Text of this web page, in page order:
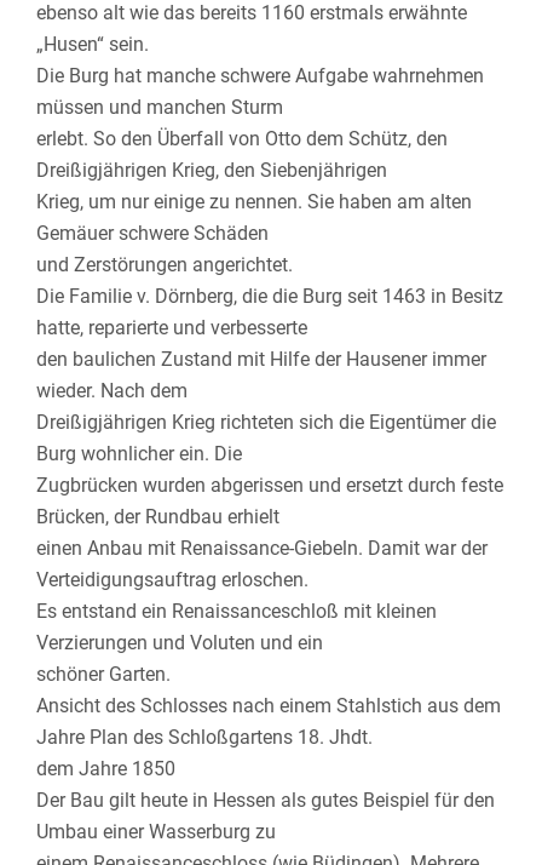
ebenso alt wie das bereits 1160 erstmals erwähnte
„Husen“ sein.
Die Burg hat manche schwere Aufgabe wahrnehmen
müssen und manchen Sturm
erlebt. So den Überfall von Otto dem Schütz, den
Dreißigjährigen Krieg, den Siebenjährigen
Krieg, um nur einige zu nennen. Sie haben am alten
Gemäuer schwere Schäden
und Zerstörungen angerichtet.
Die Familie v. Dörnberg, die die Burg seit 1463 in Besitz
hatte, reparierte und verbesserte
den baulichen Zustand mit Hilfe der Hausener immer
wieder. Nach dem
Dreißigjährigen Krieg richteten sich die Eigentümer die
Burg wohnlicher ein. Die
Zugbrücken wurden abgerissen und ersetzt durch feste
Brücken, der Rundbau erhielt
einen Anbau mit Renaissance-Giebeln. Damit war der
Verteidigungsauftrag erloschen.
Es entstand ein Renaissanceschloß mit kleinen
Verzierungen und Voluten und ein
schöner Garten.
Ansicht des Schlosses nach einem Stahlstich aus dem
Jahre Plan des Schloßgartens 18. Jhdt.
dem Jahre 1850
Der Bau gilt heute in Hessen als gutes Beispiel für den
Umbau einer Wasserburg zu